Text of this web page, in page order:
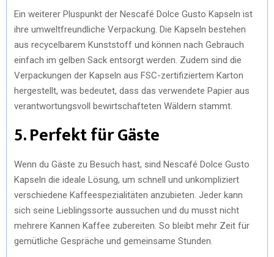
Ein weiterer Pluspunkt der Nescafé Dolce Gusto Kapseln ist
ihre umweltfreundliche Verpackung. Die Kapseln bestehen
aus recycelbarem Kunststoff und können nach Gebrauch
einfach im gelben Sack entsorgt werden. Zudem sind die
Verpackungen der Kapseln aus FSC-zertifiziertem Karton
hergestellt, was bedeutet, dass das verwendete Papier aus
verantwortungsvoll bewirtschafteten Wäldern stammt.
5. Perfekt für Gäste
Wenn du Gäste zu Besuch hast, sind Nescafé Dolce Gusto
Kapseln die ideale Lösung, um schnell und unkompliziert
verschiedene Kaffeespezialitäten anzubieten. Jeder kann
sich seine Lieblingssorte aussuchen und du musst nicht
mehrere Kannen Kaffee zubereiten. So bleibt mehr Zeit für
gemütliche Gespräche und gemeinsame Stunden.